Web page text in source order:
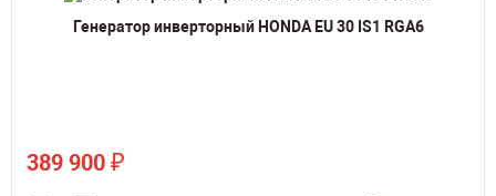
Генератор инверторный HONDA EU 30 IS1 RGA6
389 900 ₽